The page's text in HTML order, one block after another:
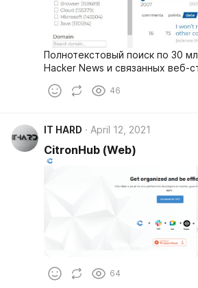
Полнотекстовый поиск по 30
Hacker News и связанных веб-
46
IT HARD April 12, 2021
CitronHub (Web)
64